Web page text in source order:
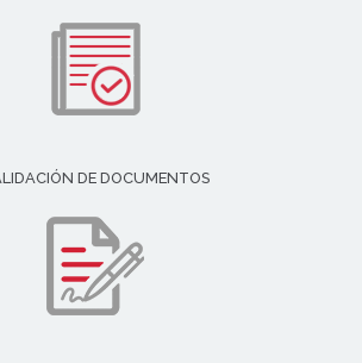
DE DOCUMENTOS